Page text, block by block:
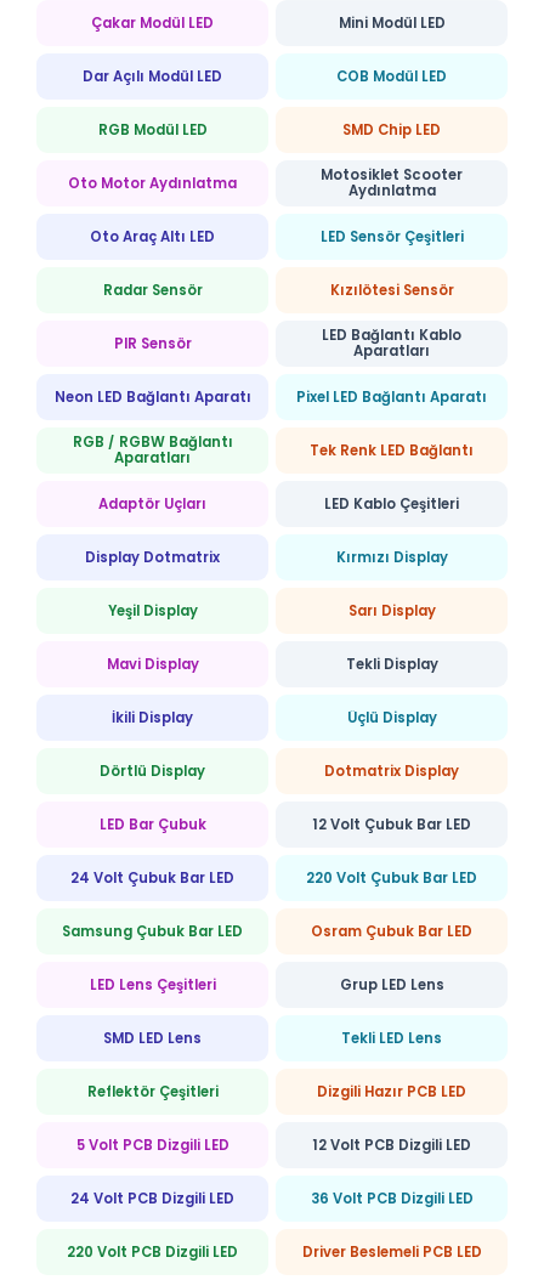
Çakar Modül LED Mini Modül LED
Dar Açılı Modül LED COB Modül LED
RGB Modül LED SMD Chip LED
Oto Motor Aydınlatma
Motosiklet Scooter
Aydınlatma
Oto Araç Altı LED LED Sensör Çeşitleri
Radar Sensör Kızılötesi Sensör
PIR Sensör
LED Bağlantı Kablo
Aparatları
Neon LED Bağlantı Aparatı Pixel LED Bağlantı Aparatı
RGB / RGBW Bağlantı
Aparatları
Tek Renk LED Bağlantı
Adaptör Uçları LED Kablo Çeşitleri
Display Dotmatrix Kırmızı Display
Yeşil Display Sarı Display
Mavi Display Tekli Display
İkili Display Üçlü Display
Dörtlü Display Dotmatrix Display
LED Bar Çubuk 12 Volt Çubuk Bar LED
24 Volt Çubuk Bar LED 220 Volt Çubuk Bar LED
Samsung Çubuk Bar LED Osram Çubuk Bar LED
LED Lens Çeşitleri Grup LED Lens
SMD LED Lens Tekli LED Lens
Reflektör Çeşitleri Dizgili Hazır PCB LED
5 Volt PCB Dizgili LED 12 Volt PCB Dizgili LED
24 Volt PCB Dizgili LED 36 Volt PCB Dizgili LED
220 Volt PCB Dizgili LED Driver Beslemeli PCB LED